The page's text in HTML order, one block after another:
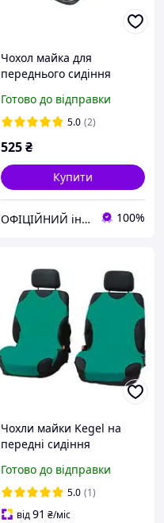
Чохол майка для
переднього сидіння
Błażusiak
Готово до відправки
5.0 (2)
525₴
Купити
ОФІЦІЙНИЙ інтернет-магазин "KEGEL 24" від офіційного імпортера товарів KEGEL-BŁAŻUSIAK в Україну. 100%
Чохли майки Kegel на
передні сидіння
253-3050
Готово до відправки
5.0 (1)
від91 ₴/міс